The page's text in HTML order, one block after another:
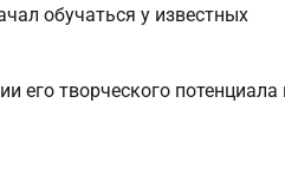
обучаться у известных
его творческого потенциала